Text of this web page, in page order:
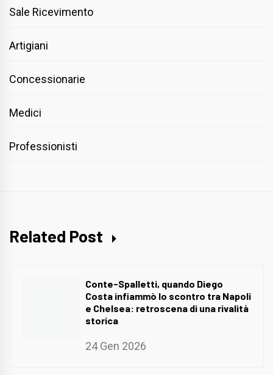
Sale Ricevimento
Artigiani
Concessionarie
Medici
Professionisti
Related Post
Conte-Spalletti, quando Diego
Costa infiammò lo scontro tra Napoli
e Chelsea: retroscena di una rivalità
storica
24 Gen 2026